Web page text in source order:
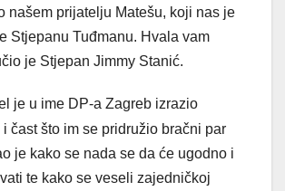
našem prijatelju Matešu, koji nas je
Stjepanu Tuđmanu. Hvala vam
je Stjepan Jimmy Stanić.
je u ime DP-a Zagreb izrazio
čast što im se pridružio bračni par
je kako se nada se da će ugodno i
te kako se veseli zajedničkoj